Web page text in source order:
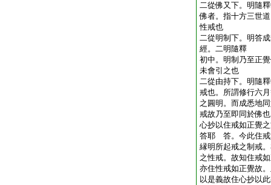
二從佛又下。明隨
佛者。指十方三世
性戒也
二從明制下。明答
經。二明隨釋
初中。明制乃至正
未會引之也
二從由持下。明隨
戒也。所謂修行六
之圓明。而成悉地
戒故乃至即同於佛
心抄以住戒如正覺
答耶 答。今此住戒
縁明所起戒之制戒
之性戒。故知住戒
亦住性戒如正覺故
以是義故住心抄以